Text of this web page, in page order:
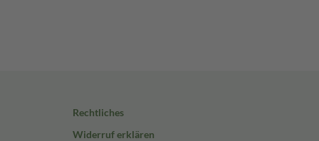
Rechtliches
Widerruf erklären